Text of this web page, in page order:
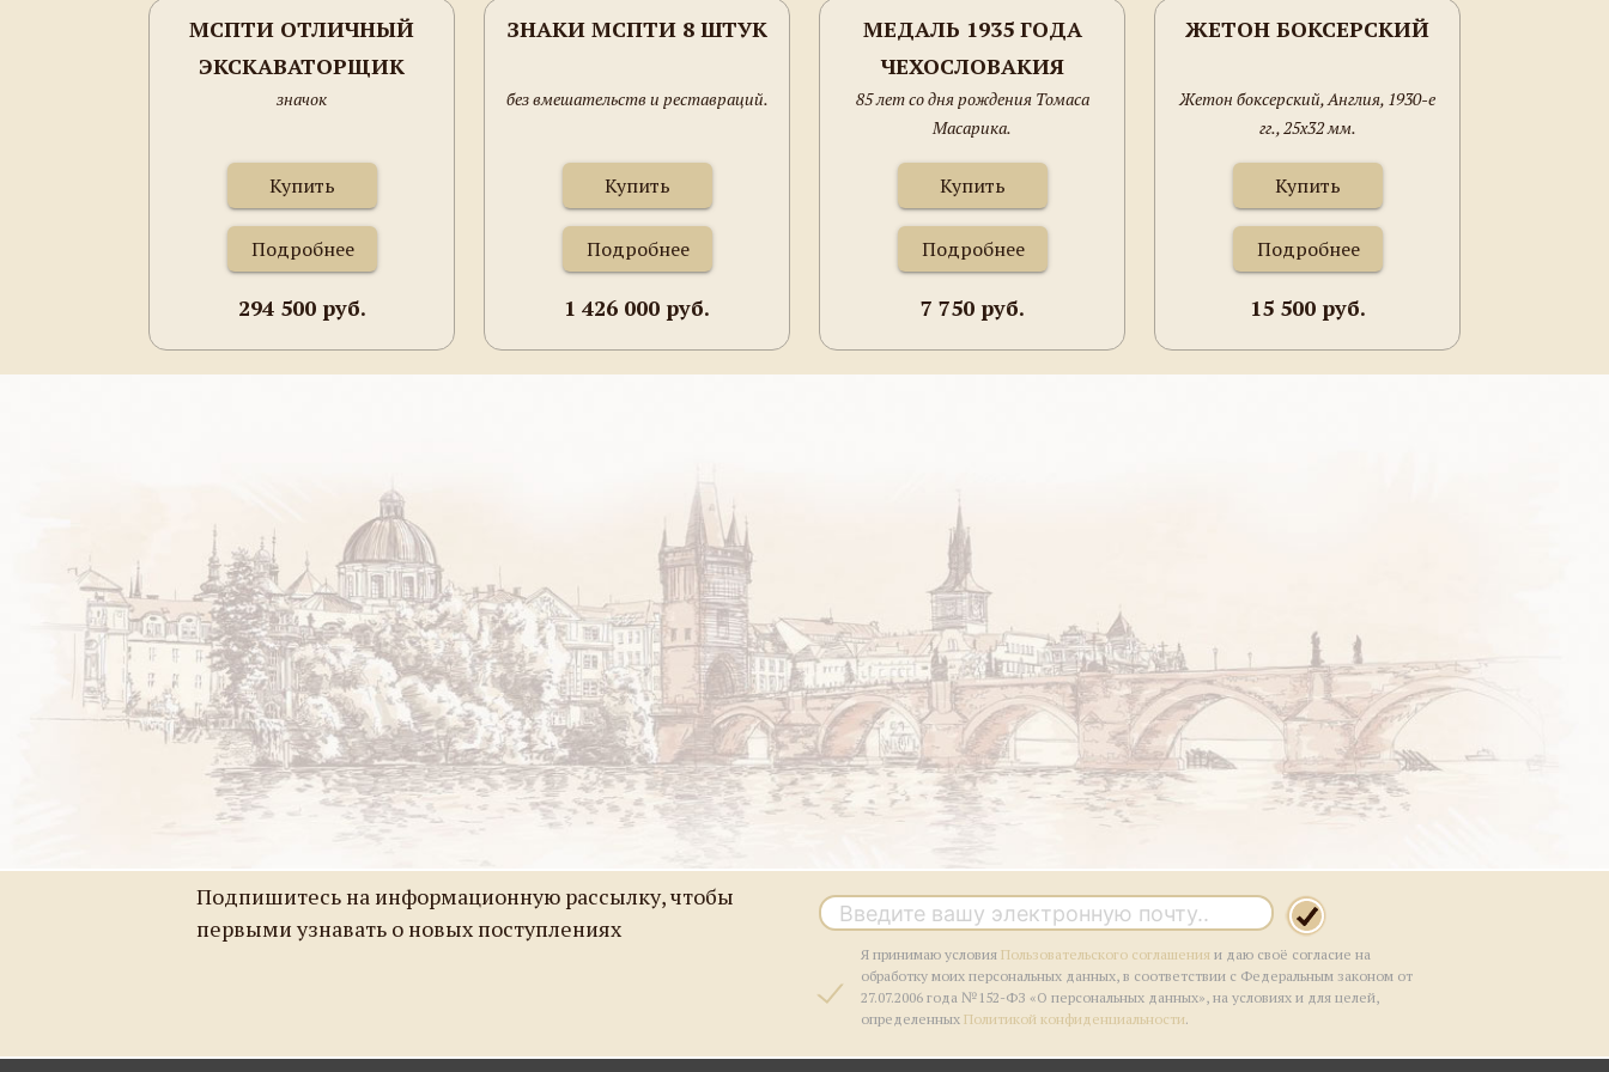
МСПТИ ОТЛИЧНЫЙ
ЭКСКАВАТОРЩИК
МСПТИ №288
значок
Купить
Подробнее
294 500 руб.
ЗНАКИ МСПТИ 8 ШТУК
без вмешательств и реставраций.
Купить
Подробнее
1 426 000 руб.
МЕДАЛЬ 1935 ГОДА
ЧЕХОСЛОВАКИЯ
85 лет со дня рождения Томаса
Масарика.
Купить
Подробнее
7 750 руб.
ЖЕТОН БОКСЕРСКИЙ
Жетон боксерский, Англия, 1930-е
гг., 25х32 мм.
Купить
Подробнее
15 500 руб.
Подпишитесь на информационную рассылку, чтобы
первыми узнавать о новых поступлениях
Я принимаю условия Пользовательского соглашения и даю своё согласие на
обработку моих персональных данных, в соответствии с Федеральным законом от
27.07.2006 года №152-ФЗ «О персональных данных», на условиях и для целей,
определенных Политикой конфиденциальности.